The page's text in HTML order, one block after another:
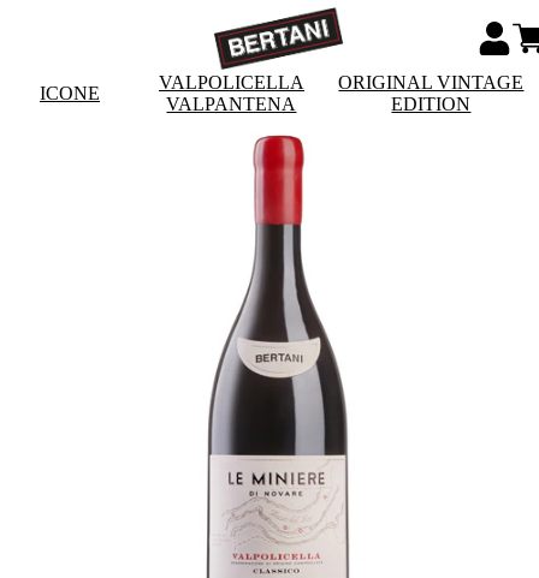
ICONE
VALPOLICELLA
VALPANTENA
ORIGINAL VINTAGE
EDITION